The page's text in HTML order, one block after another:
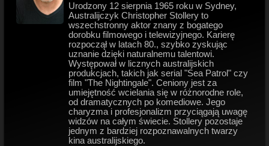
Urodzony 12 sierpnia 1965 roku w Sydney,
Australijczyk Christopher Stollery to
wszechstronny aktor znany z bogatego
dorobku filmowego i telewizyjnego. Karierę
rozpoczął w latach 80., szybko zyskując
uznanie dzięki naturalnemu talentowi.
Występował w licznych australijskich
produkcjach, takich jak serial "Sea Patrol" czy
film "The Nightingale". Ceniony jest za
umiejętność wcielania się w różnorodne role,
od dramatycznych po komediowe. Jego
charyzma i profesjonalizm przyciągają uwagę
widzów na całym świecie. Stollery pozostaje
jednym z bardziej rozpoznawalnych twarzy
kina australijskiego.